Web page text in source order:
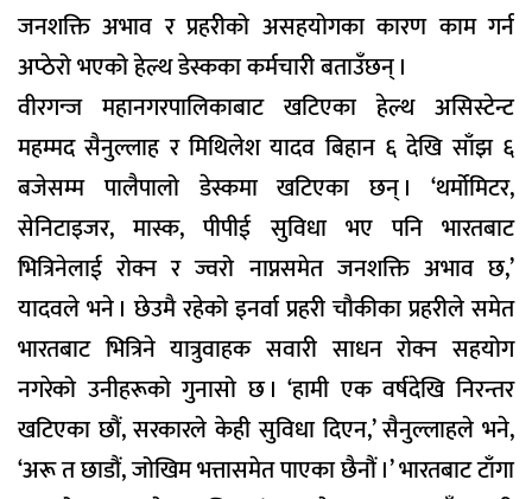
जनशक्ति अभाव र प्रहरीको असहयोगका कारण काम गर्न
अप्ठेरो भएको हेल्थ डेस्कका कर्मचारी बताउँछन् ।
वीरगन्ज महानगरपालिकाबाट खटिएका हेल्थ असिस्टेन्ट
महम्मद सैनुल्लाह र मिथिलेश यादव बिहान ६ देखि साँझ ६
बजेसम्म पालैपालो डेस्कमा खटिएका छन् । ‘थर्मोमिटर,
सेनिटाइजर, मास्क, पीपीई सुविधा भए पनि भारतबाट
भित्रिनेलाई रोक्न र ज्वरो नाप्नसमेत जनशक्ति अभाव छ,’
यादवले भने । छेउमै रहेको इनर्वा प्रहरी चौकीका प्रहरीले समेत
भारतबाट भित्रिने यात्रुवाहक सवारी साधन रोक्न सहयोग
नगरेको उनीहरूको गुनासो छ । ‘हामी एक वर्षदेखि निरन्तर
खटिएका छौं, सरकारले केही सुविधा दिएन,’ सैनुल्लाहले भने,
‘अरू त छाडौं, जोखिम भत्तासमेत पाएका छैनौं ।’ भारतबाट टाँगा